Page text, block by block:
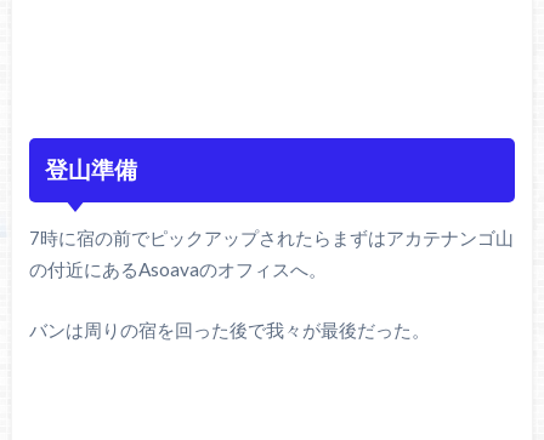
登山準備
7時に宿の前でピックアップされたらまずはアカテナンゴ山
の付近にあるAsoavaのオフィスへ。
バンは周りの宿を回った後で我々が最後だった。